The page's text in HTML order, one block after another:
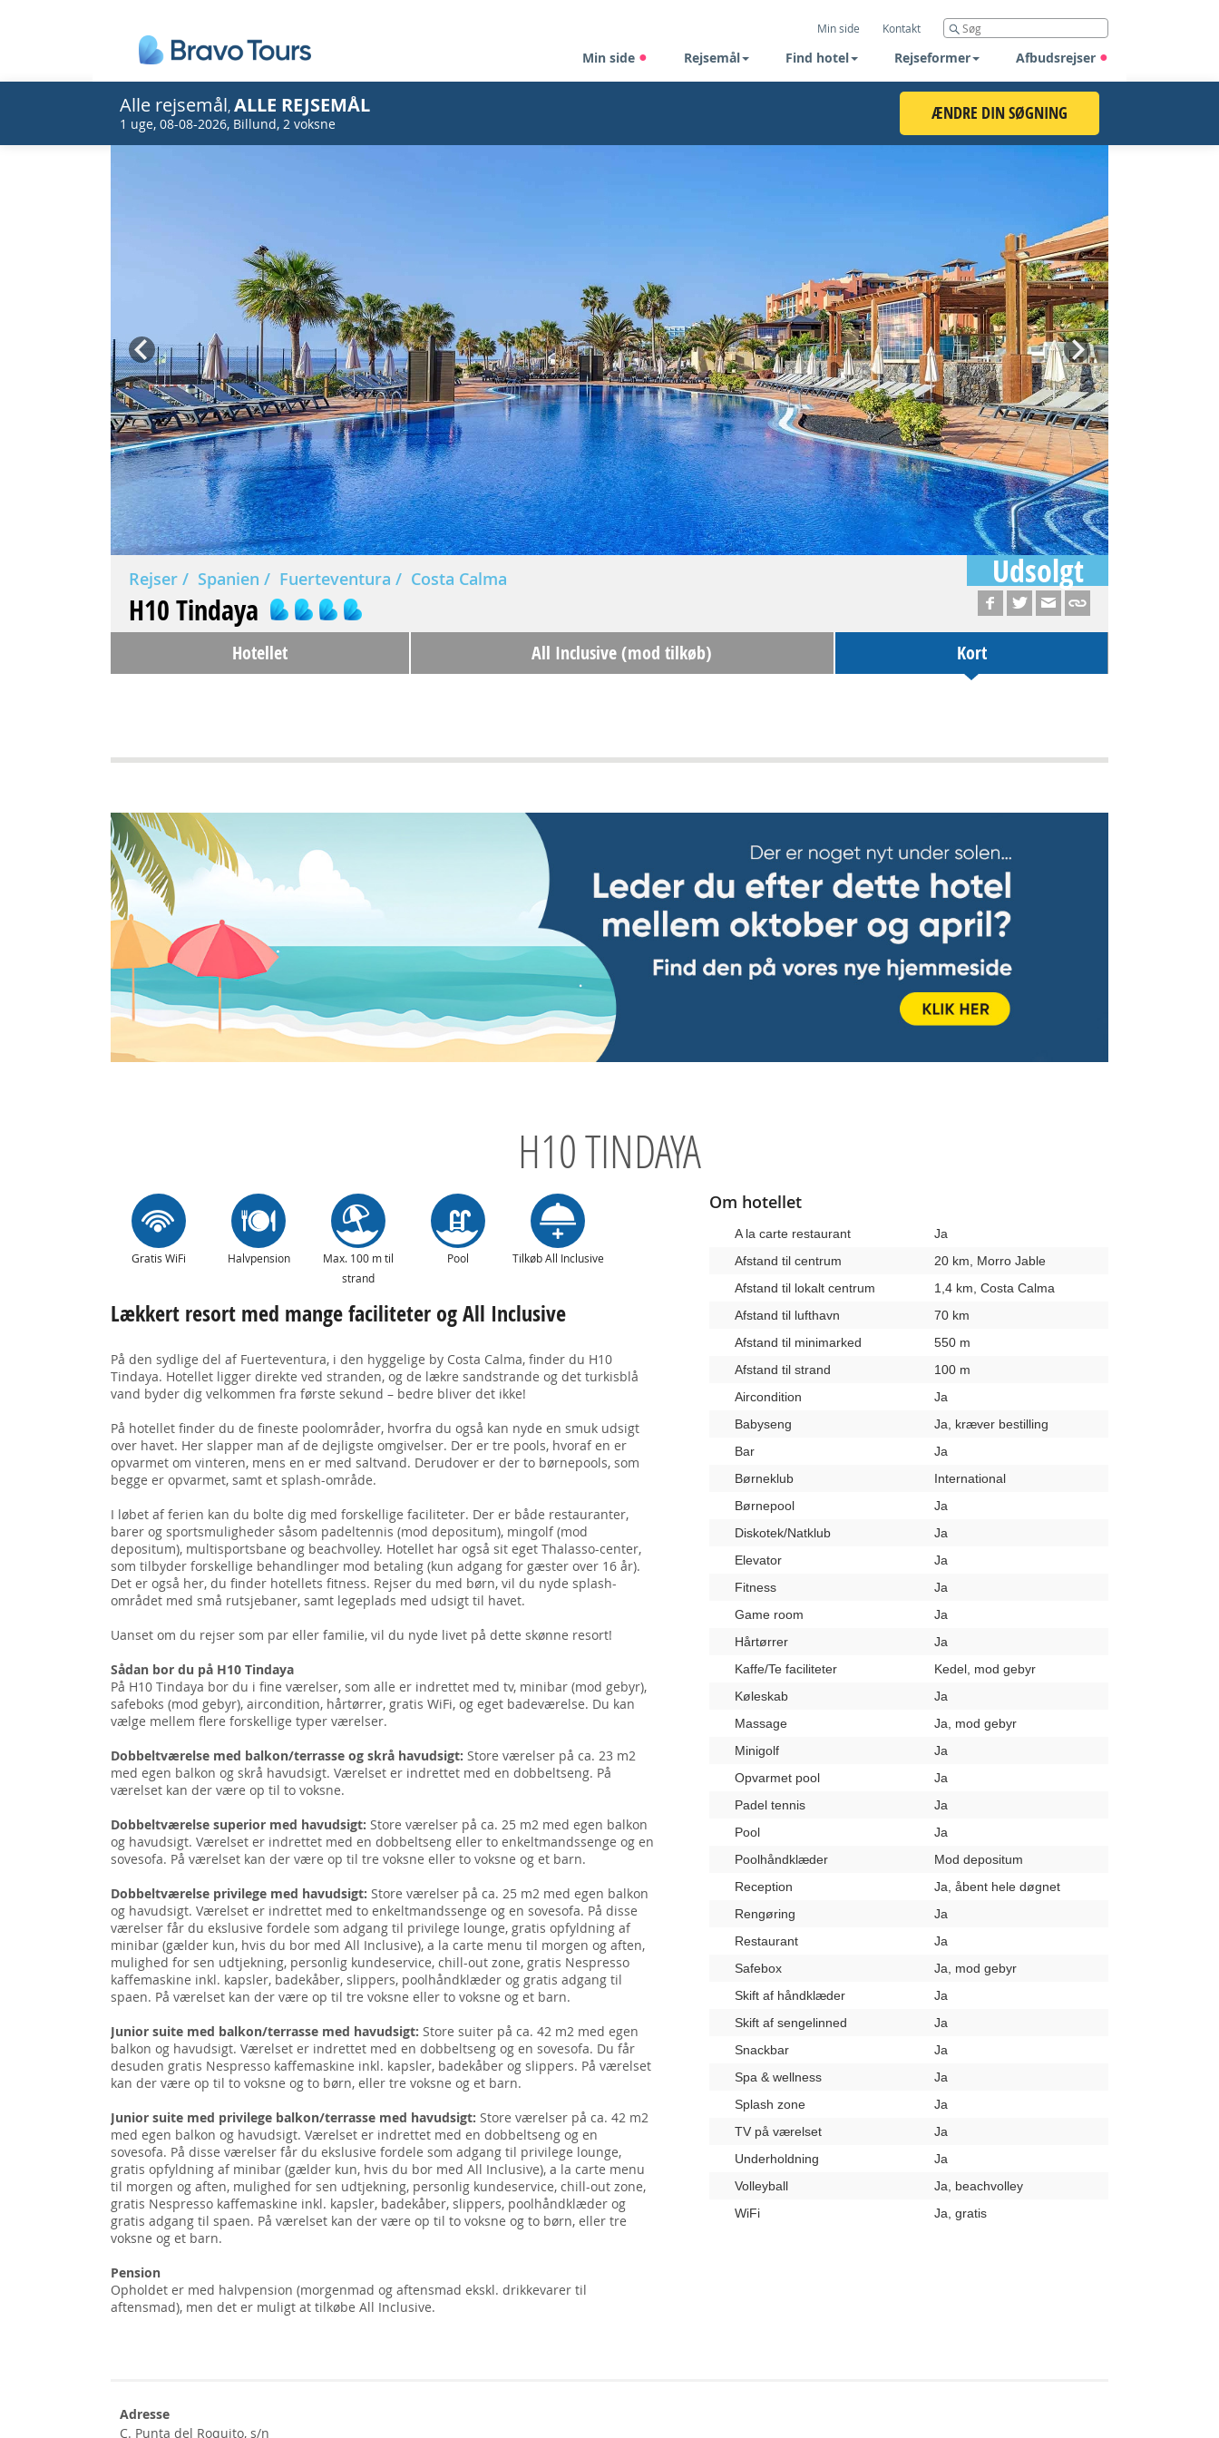
Min side Kontakt
Min side Rejsemål Find hotel Rejseformer Afbudsrejser
Alle rejsemål, ALLE REJSEMÅL
1 uge, 08-08-2026, Billund, 2 voksne ÆNDRE DIN SØGNING
Prev Next
Rejser Spanien Fuerteventura Costa Calma Udsolgt
H10 Tindaya
Hotellet All Inclusive (mod tilkøb) Kort
H10 TINDAYA
Gratis WiFi Halvpension
Max. 100 m til
strand
Pool Tilkøb All Inclusive
Lækkert resort med mange faciliteter og All Inclusive
På den sydlige del af Fuerteventura, i den hyggelige by Costa Calma, finder du H10
Tindaya. Hotellet ligger direkte ved stranden, og de lækre sandstrande og det turkisblå
vand byder dig velkommen fra første sekund – bedre bliver det ikke!
På hotellet finder du de fineste poolområder, hvorfra du også kan nyde en smuk udsigt
over havet. Her slapper man af de dejligste omgivelser. Der er tre pools, hvoraf en er
opvarmet om vinteren, mens en er med saltvand. Derudover er der to børnepools, som
begge er opvarmet, samt et splash-område.
I løbet af ferien kan du bolte dig med forskellige faciliteter. Der er både restauranter,
barer og sportsmuligheder såsom padeltennis (mod depositum), mingolf (mod
depositum), multisportsbane og beachvolley. Hotellet har også sit eget Thalasso-center,
som tilbyder forskellige behandlinger mod betaling (kun adgang for gæster over 16 år).
Det er også her, du finder hotellets fitness. Rejser du med børn, vil du nyde splash-
området med små rutsjebaner, samt legeplads med udsigt til havet.
Uanset om du rejser som par eller familie, vil du nyde livet på dette skønne resort!
Sådan bor du på H10 Tindaya
På H10 Tindaya bor du i fine værelser, som alle er indrettet med tv, minibar (mod gebyr),
safeboks (mod gebyr), aircondition, hårtørrer, gratis WiFi, og eget badeværelse. Du kan
vælge mellem flere forskellige typer værelser.
Dobbeltværelse med balkon/terrasse og skrå havudsigt: Store værelser på ca. 23 m2
med egen balkon og skrå havudsigt. Værelset er indrettet med en dobbeltseng. På
værelset kan der være op til to voksne.
Dobbeltværelse superior med havudsigt: Store værelser på ca. 25 m2 med egen balkon
og havudsigt. Værelset er indrettet med en dobbeltseng eller to enkeltmandssenge og en
sovesofa. På værelset kan der være op til tre voksne eller to voksne og et barn.
Dobbeltværelse privilege med havudsigt: Store værelser på ca. 25 m2 med egen balkon
og havudsigt. Værelset er indrettet med to enkeltmandssenge og en sovesofa. På disse
værelser får du ekslusive fordele som adgang til privilege lounge, gratis opfyldning af
minibar (gælder kun, hvis du bor med All Inclusive), a la carte menu til morgen og aften,
mulighed for sen udtjekning, personlig kundeservice, chill-out zone, gratis Nespresso
kaffemaskine inkl. kapsler, badekåber, slippers, poolhåndklæder og gratis adgang til
spaen. På værelset kan der være op til tre voksne eller to voksne og et barn.
Junior suite med balkon/terrasse med havudsigt: Store suiter på ca. 42 m2 med egen
balkon og havudsigt. Værelset er indrettet med en dobbeltseng og en sovesofa. Du får
desuden gratis Nespresso kaffemaskine inkl. kapsler, badekåber og slippers. På værelset
kan der være op til to voksne og to børn, eller tre voksne og et barn.
Junior suite med privilege balkon/terrasse med havudsigt: Store værelser på ca. 42 m2
med egen balkon og havudsigt. Værelset er indrettet med en dobbeltseng og en
sovesofa. På disse værelser får du ekslusive fordele som adgang til privilege lounge,
gratis opfyldning af minibar (gælder kun, hvis du bor med All Inclusive), a la carte menu
til morgen og aften, mulighed for sen udtjekning, personlig kundeservice, chill-out zone,
gratis Nespresso kaffemaskine inkl. kapsler, badekåber, slippers, poolhåndklæder og
gratis adgang til spaen. På værelset kan der være op til to voksne og to børn, eller tre
voksne og et barn.
Pension
Opholdet er med halvpension (morgenmad og aftensmad ekskl. drikkevarer til
aftensmad), men det er muligt at tilkøbe All Inclusive.
Om hotellet
A la carte restaurant
Ja
Afstand til centrum
20 km, Morro Jable
Afstand til lokalt centrum
1,4 km, Costa Calma
Afstand til lufthavn
70 km
Afstand til minimarked
550 m
Afstand til strand
100 m
Aircondition
Ja
Babyseng
Ja, kræver bestilling
Bar
Ja
Børneklub
International
Børnepool
Ja
Diskotek/Natklub
Ja
Elevator
Ja
Fitness
Ja
Game room
Ja
Hårtørrer
Ja
Kaffe/Te faciliteter
Kedel, mod gebyr
Køleskab
Ja
Massage
Ja, mod gebyr
Minigolf
Ja
Opvarmet pool
Ja
Padel tennis
Ja
Pool
Ja
Poolhåndklæder
Mod depositum
Reception
Ja, åbent hele døgnet
Rengøring
Ja
Restaurant
Ja
Safebox
Ja, mod gebyr
Skift af håndklæder
Ja
Skift af sengelinned
Ja
Snackbar
Ja
Spa & wellness
Ja
Splash zone
Ja
TV på værelset
Ja
Underholdning
Ja
Volleyball
Ja, beachvolley
WiFi
Ja, gratis
Adresse
C. Punta del Roquito, s/n